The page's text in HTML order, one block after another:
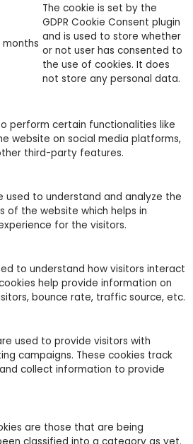
months
The cookie is set by the
GDPR Cookie Consent plugin
and is used to store whether
or not user has consented to
the use of cookies. It does
not store any personal data.
perform certain functionalities like
website on social media platforms,
third-party features.
used to understand and analyze the
of the website which helps in
for the visitors.
to understand how visitors interact
help provide information on
bounce rate, traffic source, etc.
used to provide visitors with
campaigns. These cookies track
collect information to provide
are those that are being